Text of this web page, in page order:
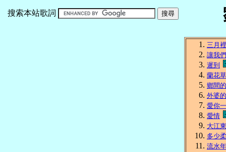
搜索本站歌詞
三月
讓我
遲到
蘭花草
鄉間
外婆
愛你
愛情
大江
多少
流水